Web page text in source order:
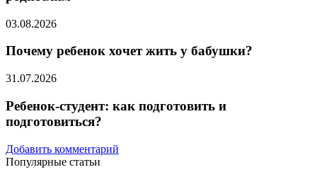
03.08.2026
Почему ребенок хочет жить у бабушки?
31.07.2026
Ребенок-студент: как подготовить и
подготовиться?
Добавить комментарий
Популярные статьи